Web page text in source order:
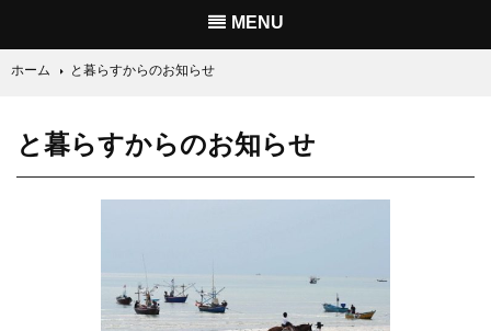
MENU
ホーム と暮らすからのお知らせ
と暮らすからのお知らせ